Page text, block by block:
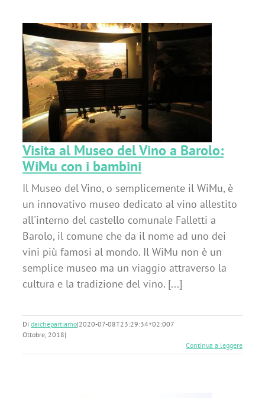
Visita al Museo del Vino a Barolo:
WiMu con i bambini
Il Museo del Vino, o semplicemente il WiMu, è
un innovativo museo dedicato al vino allestito
all'interno del castello comunale Falletti a
Barolo, il comune che da il nome ad uno dei
vini più famosi al mondo. Il WiMu non è un
semplice museo ma un viaggio attraverso la
cultura e la tradizione del vino. [...]
Di daichepartiamo|2020-07-08T23:29:34+02:007
Ottobre, 2018|
Continua a leggere